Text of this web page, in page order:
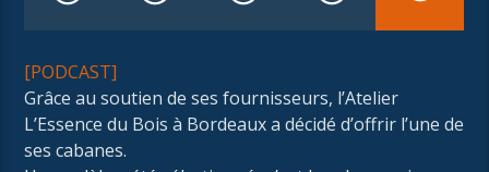
[PODCAST]
Grâce au soutien de ses fournisseurs, l’Atelier
L’Essence du Bois à Bordeaux a décidé d’offrir l’une de
ses cabanes.